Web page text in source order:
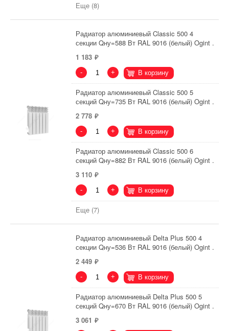
Еще (8)
Радиатор алюминиевый Classic 500 4
секции Qну=588 Вт RAL 9016 (белый) Ogint .
1 183
- + В корзину
Радиатор алюминиевый Classic 500 5
секций Qну=735 Вт RAL 9016 (белый) Ogint .
2 778
- + В корзину
Радиатор алюминиевый Classic 500 6
секций Qну=882 Вт RAL 9016 (белый) Ogint .
3 110
- + В корзину
Еще (7)
Радиатор алюминиевый Delta Plus 500 4
секции Qну=536 Вт RAL 9016 (белый) Ogint .
2 449
- + В корзину
Радиатор алюминиевый Delta Plus 500 5
секций Qну=670 Вт RAL 9016 (белый) Ogint .
3 061